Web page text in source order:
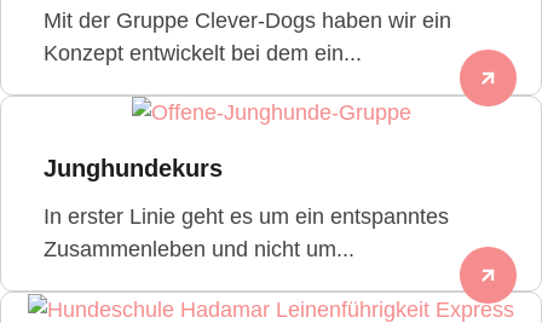
Mit der Gruppe Clever-Dogs haben wir ein
Konzept entwickelt bei dem ein...
Junghundekurs
In erster Linie geht es um ein entspanntes
Zusammenleben und nicht um...